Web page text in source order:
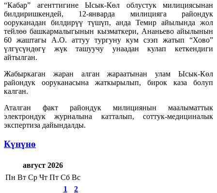
“Кабар” агенттигине Ысык-Көл облустук милициясынан
билдиришкендей, 12-январда милицияга райондук
ооруканадан билдирүү түшүп, анда Темир айылында жол
тейлөө башкармалыгынын кызматкери, Ананьево айылынын
60 жаштагы А.О. аттуу тургуну кум сээп жатып “Хово”
үлгүсүндөгү жүк ташуучу унаадан кулап кеткендиги
айтылган.
Жабыркаган жаран алган жараатынан улам Ысык-Көл
райондук ооруканасына жаткырылып, бирок каза болуп
калган.
Аталган факт райондук милициянын маалыматтык
электрондук журналына катталып, соттук-медициналык
экспертиза дайындалды.
Күнүнө
август 2026
Пн Вт Ср Чт Пт Сб Вс
1
2